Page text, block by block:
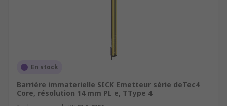
En stock
Barrière immaterielle SICK Emetteur série deTec4
Core, résolution 14 mm PL e, TType 4